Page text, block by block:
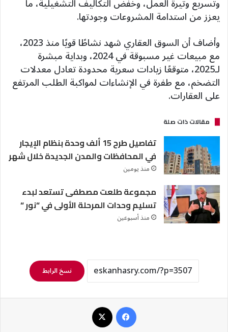
يعزز من استدامة المشروعات وجودتها.
وأضاف أن السوق العقاري شهد نشاطًا قويًا منذ 2023،
مع مبيعات غير مسبوقة في 2024، وبداية مبشرة
لـ2025، متوقعًا زيادات سعرية محدودة تعادل معدلات
التضخم، مع طفرة في الإنشاءات لمواكبة الطلب المرتفع
على العقارات.
مقالات ذات صلة
تفاصيل طرح 15 ألف وحدة بنظام الإيجار
في المحافظات والمدن الجديدة خلال شهر
منذ يومين
مجموعة طلعت مصطفى تستعد لبدء
تسليم وحدات المرحلة الأولى في “نور “
منذ أسبوعين
نسخ الرابط